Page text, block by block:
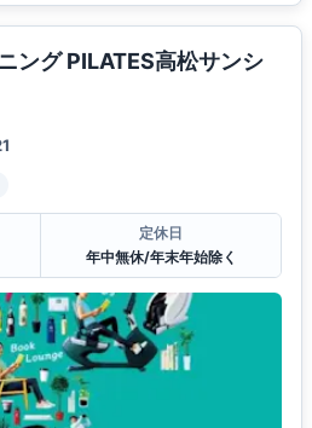
ング PILATES高松サンシ
定休日
年中無休/年末年始除く